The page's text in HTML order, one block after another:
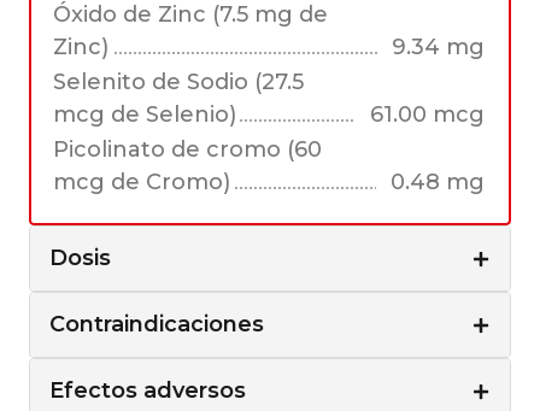
Óxido de Zinc (7.5 mg de
Zinc)
9.34 mg
Selenito de Sodio (27.5
mcg de Selenio)
61.00 mcg
Picolinato de cromo (60
mcg de Cromo)
0.48 mg
Dosis
Contraindicaciones
Efectos adversos